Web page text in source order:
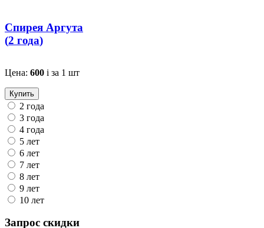
Спирея Аргута
(2 года)
Цена: 600 i за 1 шт
Купить
2 года
3 года
4 года
5 лет
6 лет
7 лет
8 лет
9 лет
10 лет
Запрос скидки